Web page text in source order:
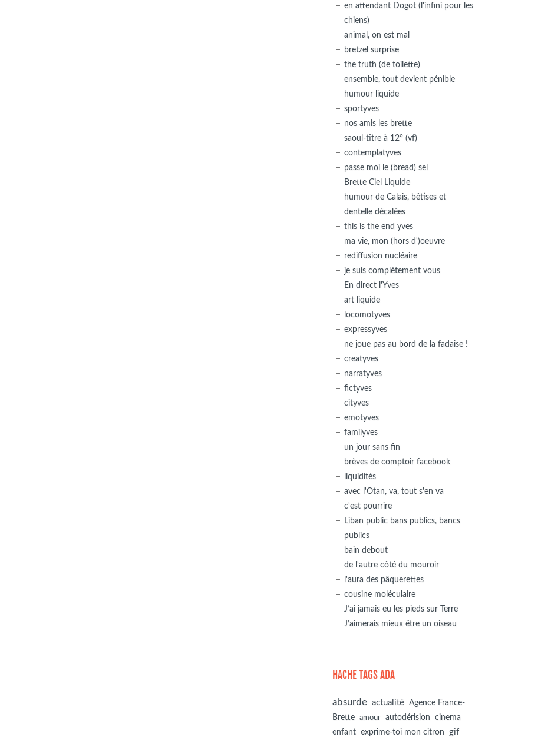
en attendant Dogot (l'infini pour les
chiens)
animal, on est mal
bretzel surprise
the truth (de toilette)
ensemble, tout devient pénible
humour liquide
sportyves
nos amis les brette
saoul-titre à 12° (vf)
contemplatyves
passe moi le (bread) sel
Brette Ciel Liquide
humour de Calais, bêtises et
dentelle décalées
this is the end yves
ma vie, mon (hors d')oeuvre
rediffusion nucléaire
je suis complètement vous
En direct l'Yves
art liquide
locomotyves
expressyves
ne joue pas au bord de la fadaise !
creatyves
narratyves
fictyves
cityves
emotyves
familyves
un jour sans fin
brèves de comptoir facebook
liquidités
avec l'Otan, va, tout s'en va
c'est pourrire
Liban public bans publics, bancs
publics
bain debout
de l'autre côté du mouroir
l'aura des pâquerettes
cousine moléculaire
J’ai jamais eu les pieds sur Terre
J’aimerais mieux être un oiseau
HACHE TAGS ADA
absurde actualité Agence France-
Brette
amour autodérision
cinema
enfant exprime-toi mon citron
gif